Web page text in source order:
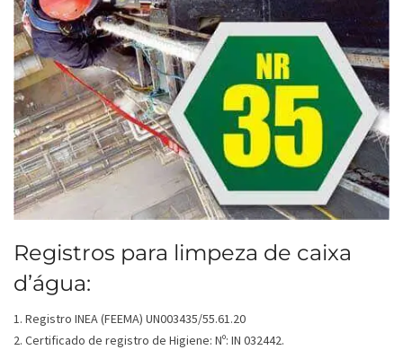
Registros para limpeza de caixa
d’água:
1. Registro INEA (FEEMA) UN003435/55.61.20
2. Certificado de registro de Higiene: Nº: IN 032442.